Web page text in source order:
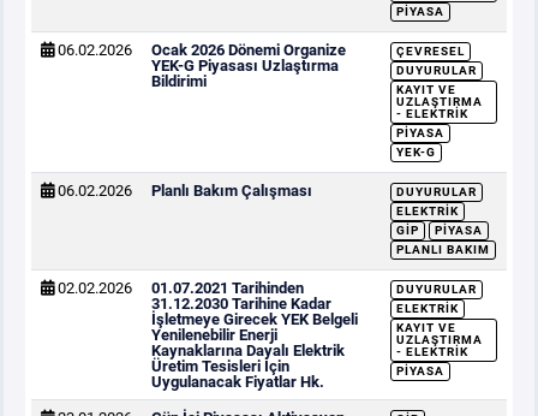
PIYASA
06.02.2026
Ocak 2026 Dönemi Organize
YEK-G Piyasası Uzlaştırma
Bildirimi
ÇEVRESEL
DUYURULAR
KAYIT VE
UZLAŞTIRMA
- ELEKTRIK
PIYASA
YEK-G
06.02.2026 Planlı Bakım Çalışması
DUYURULAR
ELEKTRIK
GİP
PIYASA
PLANLI BAKIM
02.02.2026
01.07.2021 Tarihinden
31.12.2030 Tarihine Kadar
İşletmeye Girecek YEK Belgeli
Yenilenebilir Enerji
Kaynaklarına Dayalı Elektrik
Üretim Tesisleri İçin
Uygulanacak Fiyatlar Hk.
DUYURULAR
ELEKTRIK
KAYIT VE
UZLAŞTIRMA
- ELEKTRIK
PIYASA